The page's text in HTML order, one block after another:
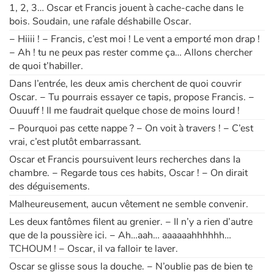
Blog
Actualités
Par thématique
Rencontres et témoignages
Contes d'ici et d'ailleurs
Autour de la lecture
Livre audio
1, 2, 3… Oscar et Francis jouent à cache-cache dans le
bois. Soudain, une rafale déshabille Oscar.
− Hiiii ! − Francis, c’est moi ! Le vent a emporté mon drap !
− Ah ! tu ne peux pas rester comme ça… Allons chercher
de quoi t’habiller.
Dans l’entrée, les deux amis cherchent de quoi couvrir
Oscar. − Tu pourrais essayer ce tapis, propose Francis. −
Ouuuff ! Il me faudrait quelque chose de moins lourd !
− Pourquoi pas cette nappe ? − On voit à travers ! − C’est
vrai, c’est plutôt embarrassant.
Oscar et Francis poursuivent leurs recherches dans la
chambre. − Regarde tous ces habits, Oscar ! − On dirait
des déguisements.
Malheureusement, aucun vêtement ne semble convenir.
Les deux fantômes filent au grenier. − Il n’y a rien d’autre
que de la poussière ici. − Ah…aah… aaaaaahhhhhh…
TCHOUM ! − Oscar, il va falloir te laver.
Oscar se glisse sous la douche. − N’oublie pas de bien te